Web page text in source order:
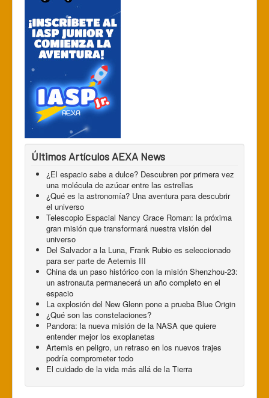
Últimos Artículos AEXA News
¿El espacio sabe a dulce? Descubren por primera vez
una molécula de azúcar entre las estrellas
¿Qué es la astronomía? Una aventura para descubrir
el universo
Telescopio Espacial Nancy Grace Roman: la próxima
gran misión que transformará nuestra visión del
universo
Del Salvador a la Luna, Frank Rubio es seleccionado
para ser parte de Aetemis III
China da un paso histórico con la misión Shenzhou-23:
un astronauta permanecerá un año completo en el
espacio
La explosión del New Glenn pone a prueba Blue Origin
¿Qué son las constelaciones?
Pandora: la nueva misión de la NASA que quiere
entender mejor los exoplanetas
Artemis en peligro, un retraso en los nuevos trajes
podría comprometer todo
El cuidado de la vida más allá de la Tierra